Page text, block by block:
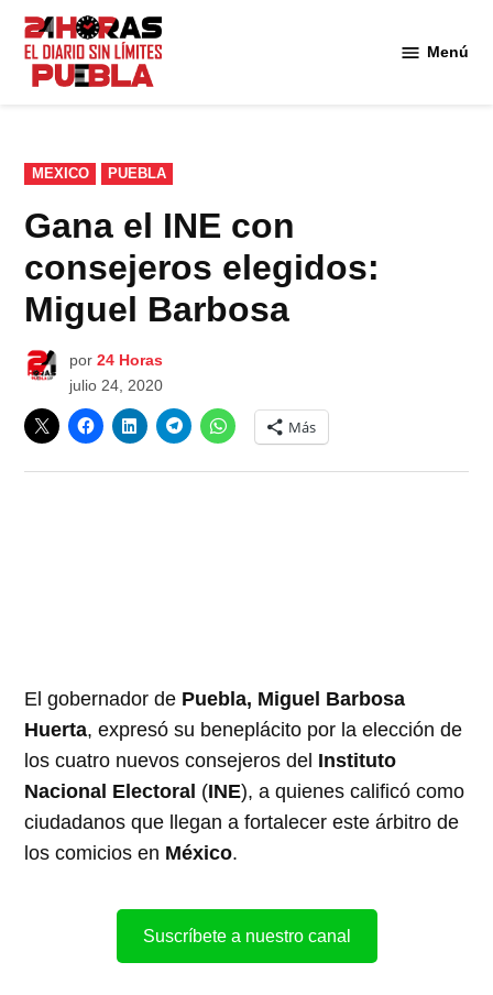
Saltar
contenido
Menú
PUBLICADO
EN
MEXICO PUEBLA
Gana el INE con
consejeros elegidos:
Miguel Barbosa
por 24 Horas
julio 24, 2020
Más
El gobernador de Puebla, Miguel Barbosa
Huerta, expresó su beneplácito por la elección de
los cuatro nuevos consejeros del Instituto
Nacional Electoral (INE), a quienes calificó como
ciudadanos que llegan a fortalecer este árbitro de
los comicios en México.
Suscríbete a nuestro canal